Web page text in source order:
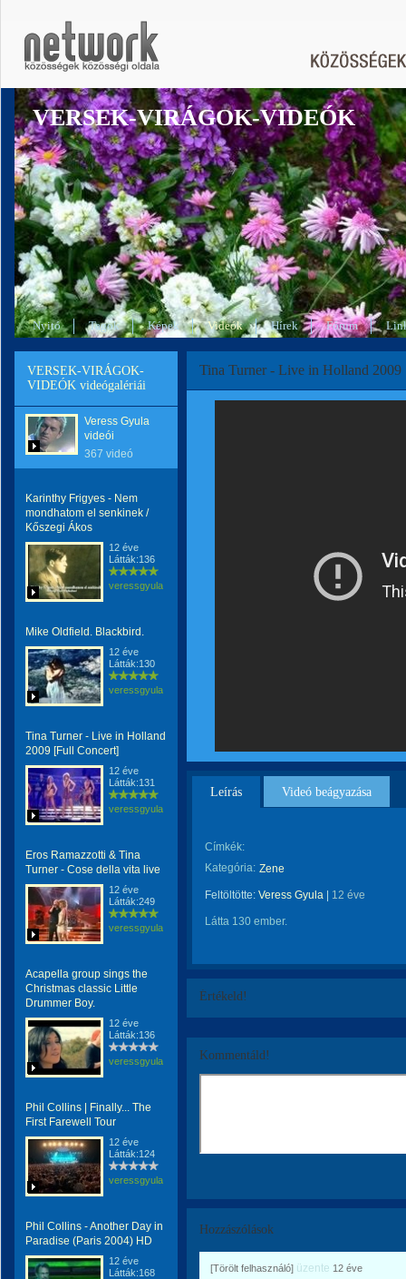
VERSEK-VIRÁGOK-VIDEÓK
Nyitó Tagok Képek Videók Hírek Fórum
VERSEK-VIRÁGOK-
VIDEÓK videógalériái
Veress Gyula
videói
367 videó
Karinthy Frigyes - Nem
mondhatom el senkinek /
Kőszegi Ákos
12 éve
Látták:136
veressgyula
Mike Oldfield. Blackbird.
12 éve
Látták:130
veressgyula
Tina Turner - Live in Holland
2009 [Full Concert]
12 éve
Látták:131
veressgyula
Eros Ramazzotti & Tina
Turner - Cose della vita live
12 éve
Látták:249
veressgyula
Acapella group sings the
Christmas classic Little
Drummer Boy.
12 éve
Látták:136
veressgyula
Phil Collins | Finally... The
First Farewell Tour
12 éve
Látták:124
veressgyula
Phil Collins - Another Day in
Paradise (Paris 2004) HD
12 éve
Látták:168
Tina Turner - Live in Holland
Leírás Videó beágyazása
Címkék:
Kategória: Zene
Feltöltötte: Veress Gyula 12 éve
Látta 130 ember.
Értékeld!
Kommentáld!
Hozzászólások
[Törölt felhasználó] üzente 12 éve